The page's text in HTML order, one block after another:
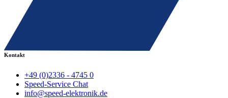
Kontakt
+49 (0)2336 - 4745 0
Speed-Service Chat
info@speed-elektronik.de